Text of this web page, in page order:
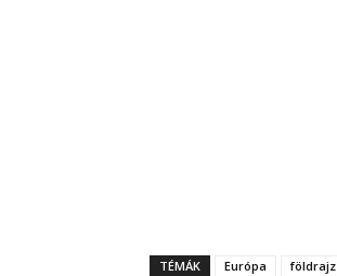
TÉMÁK Európa földrajz